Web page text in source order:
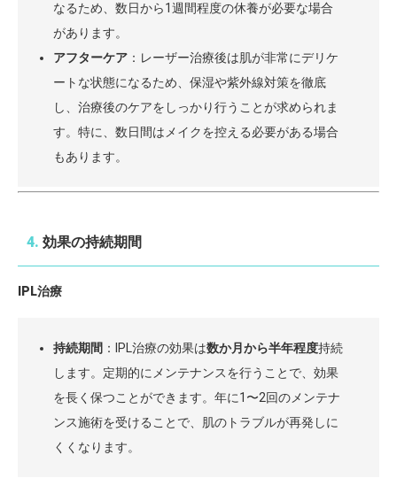
なるため、数日から1週間程度の休養が必要な場合
があります。
アフターケア ：レーザー治療後は肌が非常にデリケ
ートな状態になるため、保湿や紫外線対策を徹底
し、治療後のケアをしっかり行うことが求められま
す。特に、数日間はメイクを控える必要がある場合
もあります。
4. 効果の持続期間
IPL治療
持続期間 ：IPL治療の効果は数か月から半年程度持続
します。定期的にメンテナンスを行うことで、効果
を長く保つことができます。年に1〜2回のメンテナ
ンス施術を受けることで、肌のトラブルが再発しに
くくなります。